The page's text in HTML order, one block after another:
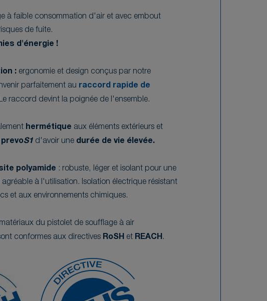
à faible consommation d'air et avec embout
de fuite.
d'énergie !
: ergonomie et design conçus par notre
parfaitement au raccord rapide de
raccord devint la poignée de l'ensemble.
hermétique aux éléments extérieurs et
prevoS1 d'avoir une durée de vie élevée.
polyamide : robuste, léger et isolant pour une
à l'utilisation. Isolation électrique résistant
et aux environnements chimiques.
matériaux du pistolet de soufflage à air
conformes aux directives RoSH et REACH .